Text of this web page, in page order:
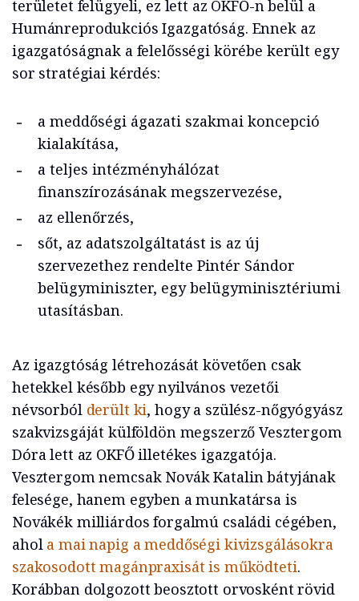
területet felügyeli, ez lett az OKFŐ-n belül a
Humánreprodukciós Igazgatóság. Ennek az
igazgatóságnak a felelősségi körébe került egy
sor stratégiai kérdés:
a meddőségi ágazati szakmai koncepció
kialakítása,
a teljes intézményhálózat
finanszírozásának megszervezése,
az ellenőrzés,
sőt, az adatszolgáltatást is az új
szervezethez rendelte Pintér Sándor
belügyminiszter, egy belügyminisztériumi
utasításban.
Az igazgtóság létrehozását követően csak
hetekkel később egy nyilvános vezetői
névsorból derült ki, hogy a szülész-nőgyógyász
szakvizsgáját külföldön megszerző Vesztergom
Dóra lett az OKFŐ illetékes igazgatója.
Vesztergom nemcsak Novák Katalin bátyjának
felesége, hanem egyben a munkatársa is
Novákék milliárdos forgalmú családi cégében,
ahol a mai napig a meddőségi kivizsgálásokra
szakosodott magánpraxisát is működteti.
Korábban dolgozott beosztott orvosként rövid